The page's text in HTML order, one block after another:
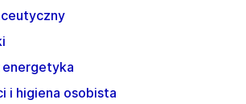
energetyka
i higiena osobista